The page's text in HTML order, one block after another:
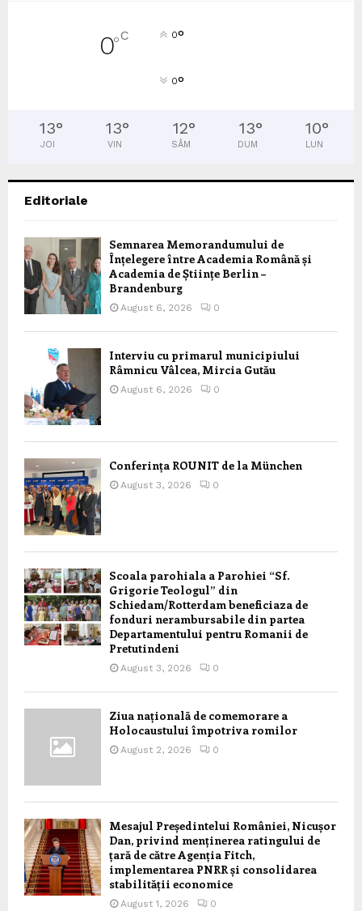
0°C 0°
0°
13°
JOI
13°
VIN
12°
SÂM
13°
DUM
10°
LUN
Editoriale
Semnarea Memorandumului de
Înțelegere între Academia Română și
Academia de Științe Berlin –
Brandenburg
August 6, 2026 0
Interviu cu primarul municipiului
Râmnicu Vâlcea, Mircia Gutău
August 6, 2026 0
Conferința ROUNIT de la München
August 3, 2026 0
Scoala parohiala a Parohiei “Sf.
Grigorie Teologul” din
Schiedam/Rotterdam beneficiaza de
fonduri nerambursabile din partea
Departamentului pentru Romanii de
Pretutindeni
August 3, 2026 0
Ziua națională de comemorare a
Holocaustului împotriva romilor
August 2, 2026 0
Mesajul Președintelui României, Nicușor
Dan, privind menținerea ratingului de
țară de către Agenția Fitch,
implementarea PNRR și consolidarea
stabilității economice
August 1, 2026 0